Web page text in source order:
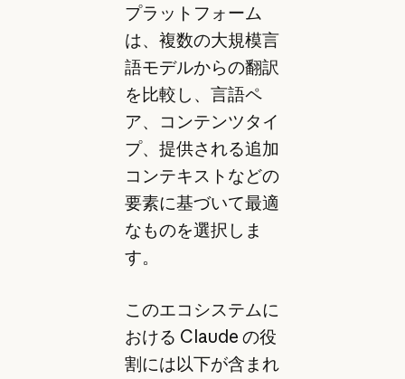
プラットフォーム
は、複数の大規模言
語モデルからの翻訳
を比較し、言語ペ
ア、コンテンツタイ
プ、提供される追加
コンテキストなどの
要素に基づいて最適
なものを選択しま
す。
このエコシステムに
おける Claude の役
割には以下が含まれ